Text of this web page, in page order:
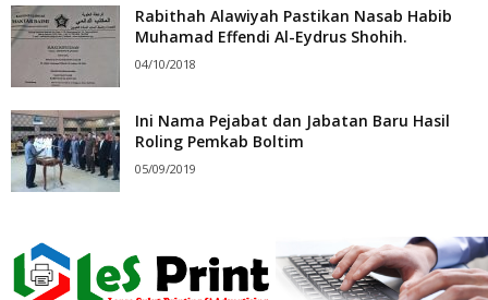
Rabithah Alawiyah Pastikan Nasab Habib
Muhamad Effendi Al-Eydrus Shohih.
04/10/2018
Ini Nama Pejabat dan Jabatan Baru Hasil
Roling Pemkab Boltim
05/09/2019